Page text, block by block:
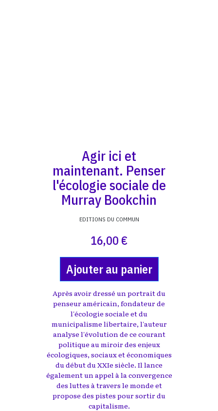
Agir ici et
maintenant. Penser
l'écologie sociale de
Murray Bookchin
EDITIONS DU COMMUN
16,00 €
Ajouter au panier
Après avoir dressé un portrait du
penseur américain, fondateur de
l'écologie sociale et du
municipalisme libertaire, l'auteur
analyse l'évolution de ce courant
politique au miroir des enjeux
écologiques, sociaux et économiques
du début du XXIe siècle. Il lance
également un appel à la convergence
des luttes à travers le monde et
propose des pistes pour sortir du
capitalisme.